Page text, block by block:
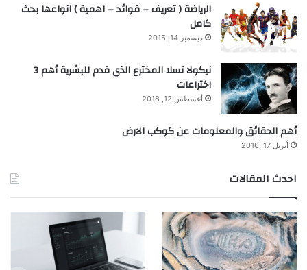
الرياضة ( تعريف – فوائد – اهمية ) انواعها بحث
كامل
ديسمبر 14, 2015
نيكولا تسلا المخترع الذي قدم للبشرية أهم 3
اختراعات
أغسطس 12, 2018
أهم الحقائق والمعلومات عن كوكب الارض
أبريل 17, 2016
احدث المقالات